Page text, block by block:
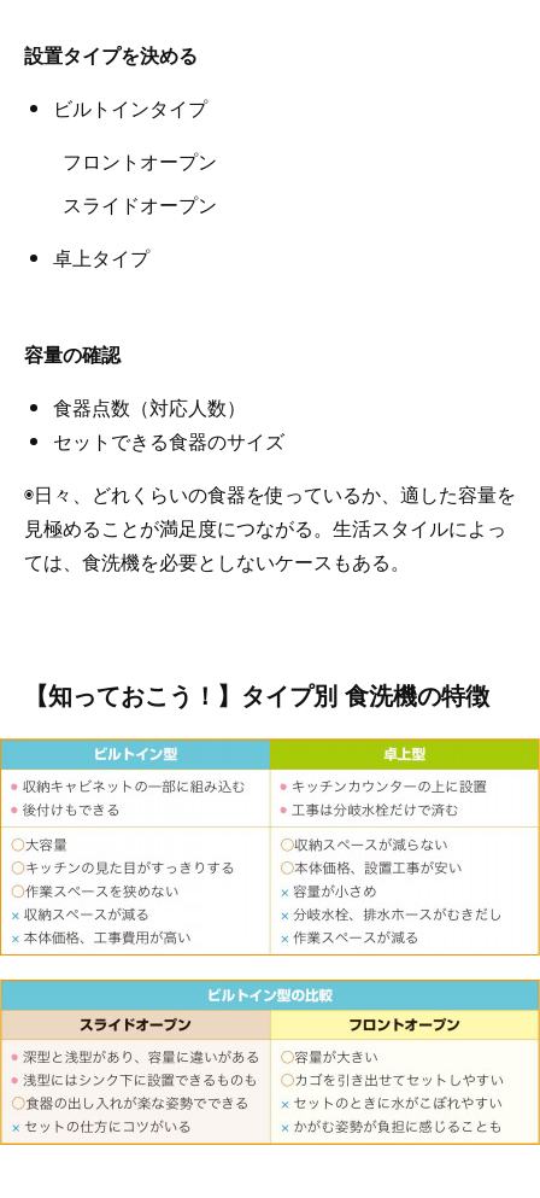
設置タイプを決める
ビルトインタイプ
フロントオープン
スライドオープン
卓上タイプ
容量の確認
食器点数（対応人数）
セットできる食器のサイズ
◉日々、どれくらいの食器を使っているか、適した容量を
見極めることが満足度につながる。生活スタイルによっ
ては、食洗機を必要としないケースもある。
【知っておこう！】タイプ別 食洗機の特徴